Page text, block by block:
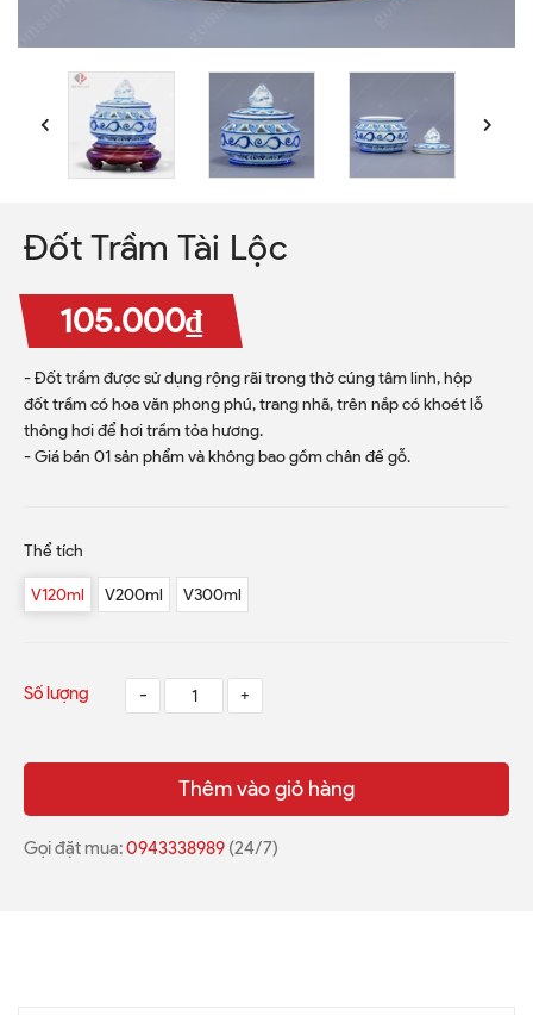
Đốt Trầm Tài Lộc
105.000₫
- Đốt trầm được sử dụng rộng rãi trong thờ cúng tâm linh, hộp
đốt trầm có hoa văn phong phú, trang nhã, trên nắp có khoét lỗ
thông hơi để hơi trầm tỏa hương.
- Giá bán 01 sản phẩm và không bao gồm chân đế gỗ.
Thể tích
V120ml V200ml V300ml
Số lượng - +
Thêm vào giỏ hàng
Gọi đặt mua:0943338989 (24/7)